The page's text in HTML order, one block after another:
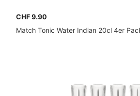
CHF 9.90
Match Tonic Water Indian 20cl 4er